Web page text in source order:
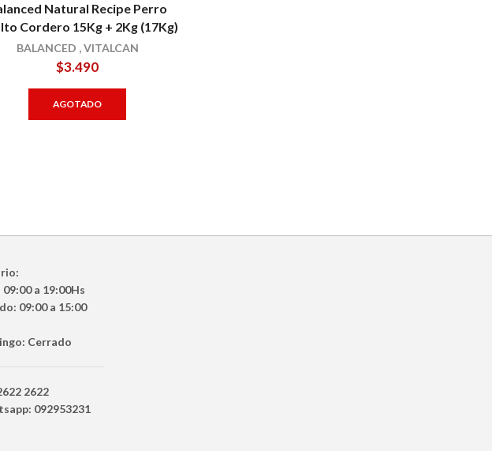
Natural Recipe Perro
Cordero 15Kg + 2Kg (17Kg)
BALANCED ,VITALCAN
$3.490
AGOTADO
09:00 a 19:00Hs
09:00 a 15:00
Cerrado
2622
092953231